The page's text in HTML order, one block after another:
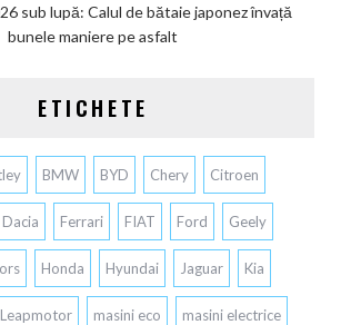
sub lupă: Calul de bătaie japonez învață
bunele maniere pe asfalt
ETICHETE
BMW BYD Chery Citroen
Dacia Ferrari FIAT Ford Geely
Honda Hyundai Jaguar Kia
Leapmotor masini eco masini electrice